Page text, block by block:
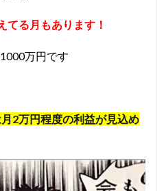
てる月もあります！
万円です
2万円程度の利益が見込め